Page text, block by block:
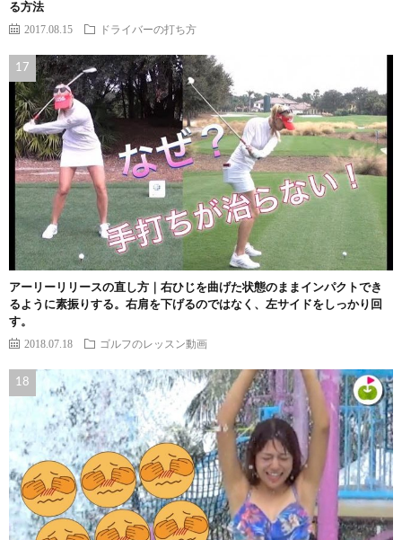
る方法
2017.08.15 ドライバーの打ち方
アーリーリリースの直し方｜右ひじを曲げた状態のままインパクトでき
るように素振りする。右肩を下げるのではなく、左サイドをしっかり回
す。
2018.07.18 ゴルフのレッスン動画